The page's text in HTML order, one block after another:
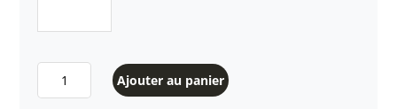
Ajouter au panier